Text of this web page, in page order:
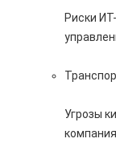
Риски
Угрозы